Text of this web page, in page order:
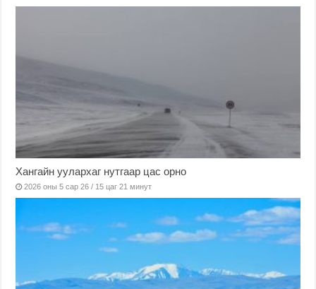
Хангайн уулархаг нутгаар цас орно
2026 оны 5 сар 26 / 15 цаг 21 минут